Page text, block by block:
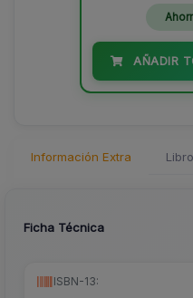
AÑADIR
Información Extra
Ficha Técnica
ISBN-13: